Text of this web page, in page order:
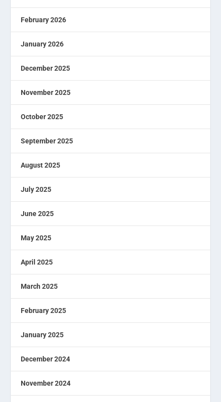
February 2026
January 2026
December 2025
November 2025
October 2025
September 2025
August 2025
July 2025
June 2025
May 2025
April 2025
March 2025
February 2025
January 2025
December 2024
November 2024